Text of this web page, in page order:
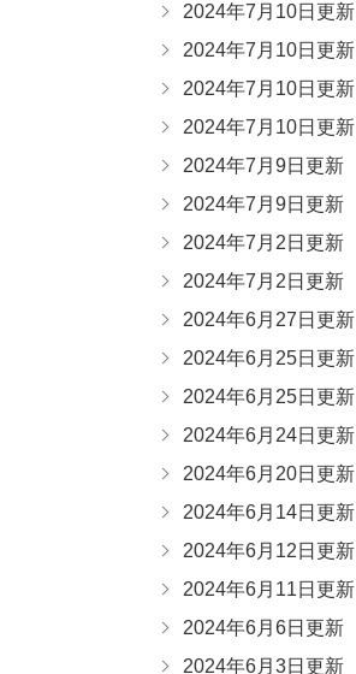
2024年7月10日更新
2024年7月10日更新
2024年7月10日更新
2024年7月10日更新
2024年7月9日更新
2024年7月9日更新
2024年7月2日更新
2024年7月2日更新
2024年6月27日更新
2024年6月25日更新
2024年6月25日更新
2024年6月24日更新
2024年6月20日更新
2024年6月14日更新
2024年6月12日更新
2024年6月11日更新
2024年6月6日更新
2024年6月3日更新